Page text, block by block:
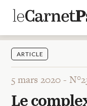
Articles
A la une
Adolescence
Dispositif
Enfance
Périnatalité
Psychanalyse
Psychopathologie
Soin
ARTICLE
5 mars 2020 -
Le